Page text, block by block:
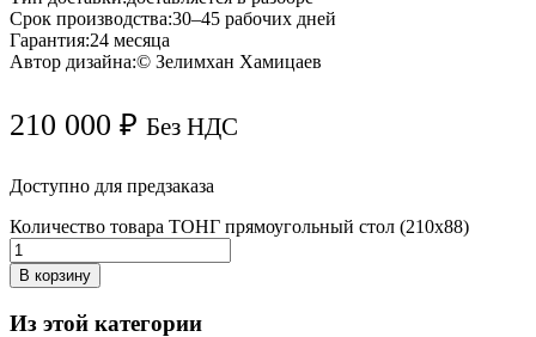
Срок производства:30–45 рабочих дней
Гарантия:24 месяца
Автор дизайна:© Зелимхан Хамицаев
210 000 ₽ Без НДС
Доступно для предзаказа
Количество товара ТОНГ прямоугольный стол (210х88)
В корзину
Из этой категории